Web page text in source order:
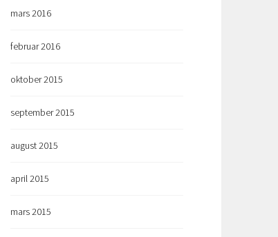
mars 2016
februar 2016
oktober 2015
september 2015
august 2015
april 2015
mars 2015